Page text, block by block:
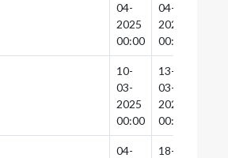
04-
2025
00:00
04-
2025
00:00
10-
03-
2025
00:00
13-
03-
2025
00:00
04-
18-